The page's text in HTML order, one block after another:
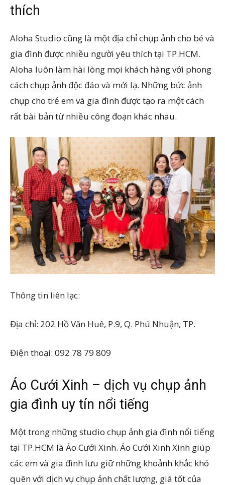
thích
Aloha Studio cũng là một địa chỉ chụp ảnh cho bé và
gia đình được nhiều người yêu thích tại TP.HCM.
Aloha luôn làm hài lòng mọi khách hàng với phong
cách chụp ảnh độc đáo và mới lạ. Những bức ảnh
chụp cho trẻ em và gia đình được tạo ra một cách
rất bài bản từ nhiều công đoạn khác nhau.
Thông tin liên lạc:
Địa chỉ: 202 Hồ Văn Huê, P.9, Q. Phú Nhuận, TP.
Điện thoại: 092 78 79 809
Áo Cưới Xinh – dịch vụ chụp ảnh
gia đình uy tín nổi tiếng
Một trong những studio chụp ảnh gia đình nổi tiếng
tại TP.HCM là Áo Cưới Xinh. Áo Cưới Xinh Xinh giúp
các em và gia đình lưu giữ những khoảnh khắc khó
quên với dịch vụ chụp ảnh chất lượng, giá tốt của